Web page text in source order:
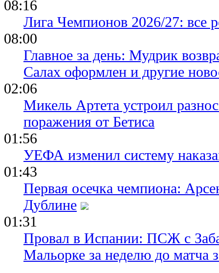
08:16
Лига Чемпионов 2026/27: все
08:00
Главное за день: Мудрик
Салах оформлен и другие
02:06
Микель Артета устроил
поражения от Бетиса
01:56
УЕФА изменил систему
01:43
Первая осечка чемпиона:
Дублине
01:31
Провал в Испании: ПСЖ с
Мальорке за неделю до матча